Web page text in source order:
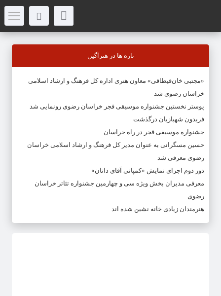
تازه ها در هنرآگین
«مجتبی خان‌قیطاقی» معاون هنری اداره کل فرهنگ و ارشاد اسلامی
خراسان رضوی شد
پوستر نخستین جشنواره موسیقی فجر خراسان رضوی رونمایی شد
فریدون شهبازیان درگذشت
جشنواره موسیقی فجر در راه خراسان
حسین مسگرانی به عنوان مدیر کل فرهنگ و ارشاد اسلامی خراسان
رضوی معرفی شد
دور دوم اجرای نمایش «کمپانی آقای داتان»
معرفی مدیران بخش ویژه سی و چهارمین جشنواره تئاتر خراسان
رضوی
هنرمندان زیادی خانه نشین شده اند